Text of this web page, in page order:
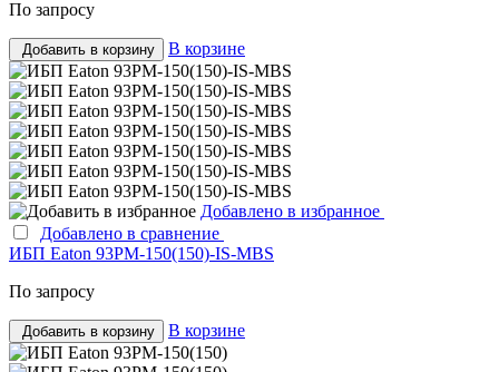
По запросу
Добавить в корзину В корзине
Добавлено в избранное
Добавлено в сравнение
ИБП Eaton 93PM-150(150)-IS-MBS
По запросу
Добавить в корзину В корзине